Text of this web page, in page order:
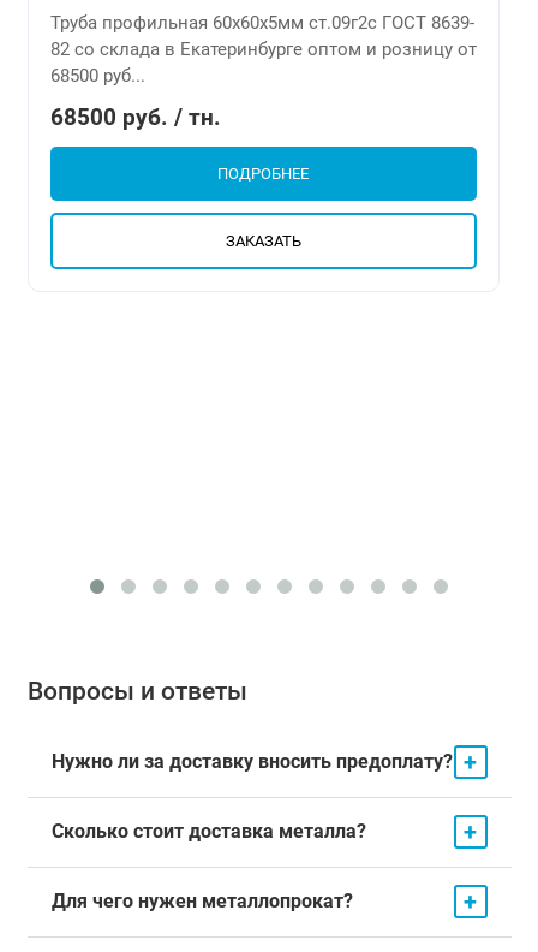
Труба профильная 60х60х5мм ст.09г2с ГОСТ 8639-
82 со склада в Екатеринбурге оптом и розницу от
68500 руб...
68500 руб. / тн.
ПОДРОБНЕЕ
ЗАКАЗАТЬ
Вопросы и ответы
Нужно ли за доставку вносить предоплату? +
Сколько стоит доставка металла? +
Для чего нужен металлопрокат? +